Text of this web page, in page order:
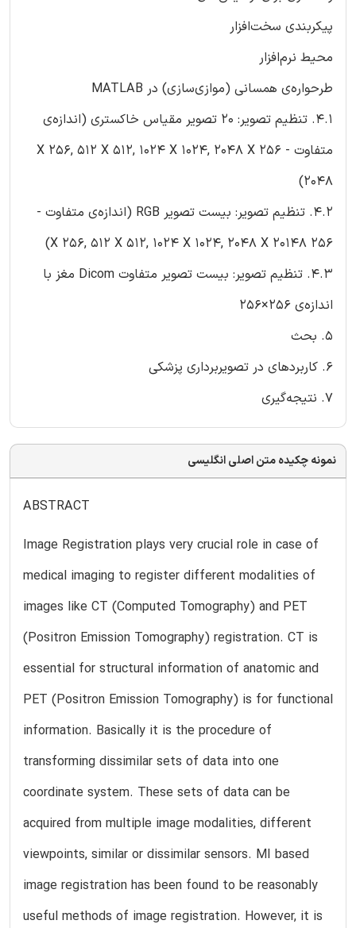
پیکربندی سخت‌افزار
محیط نرم‌افزار
طرحواره‌ی همسانی (موازی‌سازی) در MATLAB
4.1. تنظیم تصویر: 20 تصویر مقیاس خاکستری (اندازه‌ی
متفاوت - 256 X 256, 512 X 512, 1024 X 1024, 2048 X
2048)
4.2. تنظیم تصویر: بیست تصویر RGB (اندازه‌ی متفاوت -
256 X 256, 512 X 512, 1024 X 1024, 2048 X 20148)
4.3. تنظیم تصویر: بیست تصویر متفاوت Dicom مغز با
اندازه‌ی 256×256
5. بحث
6. کاربردهای در تصویربرداری پزشکی
7. نتیجه‌گیری
نمونه چکیده متن اصلی انگلیسی
ABSTRACT
Image Registration plays very crucial role in case of
medical imaging to register different modalities of
images like CT (Computed Tomography) and PET
(Positron Emission Tomography) registration. CT is
essential for structural information of anatomic and
PET (Positron Emission Tomography) is for functional
information. Basically it is the procedure of
transforming dissimilar sets of data into one
coordinate system. These sets of data can be
acquired from multiple image modalities, different
viewpoints, similar or dissimilar sensors. MI based
image registration has been found to be reasonably
useful methods of image registration. However, it is